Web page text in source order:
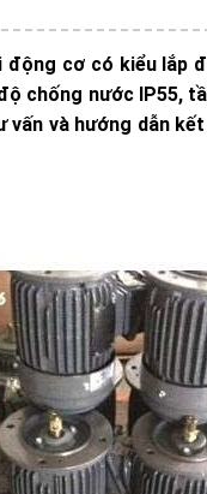
động cơ có kiểu
chống nước IP55,
và hướng dẫn